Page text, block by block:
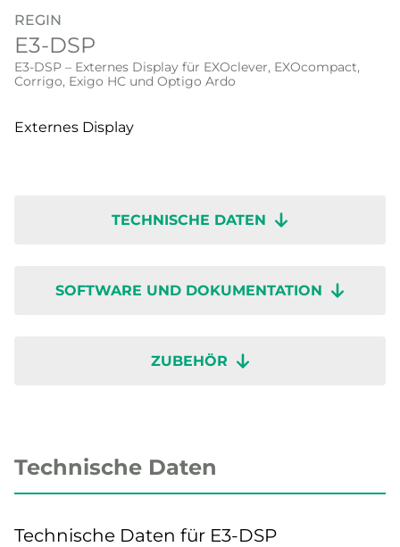
REGIN
E3-DSP
E3-DSP – Externes Display für EXOclever, EXOcompact,
Corrigo, Exigo HC und Optigo Ardo
Externes Display
TECHNISCHE DATEN
SOFTWARE UND DOKUMENTATION
ZUBEHÖR
Technische Daten
Technische Daten für E3-DSP